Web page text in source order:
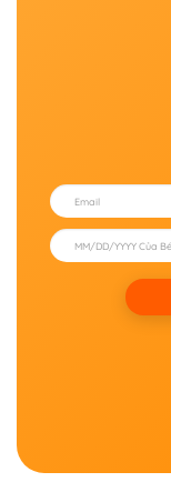
thích thị giác
đồng hành
mắt non nớt
nhưng mang
tương tác đầy